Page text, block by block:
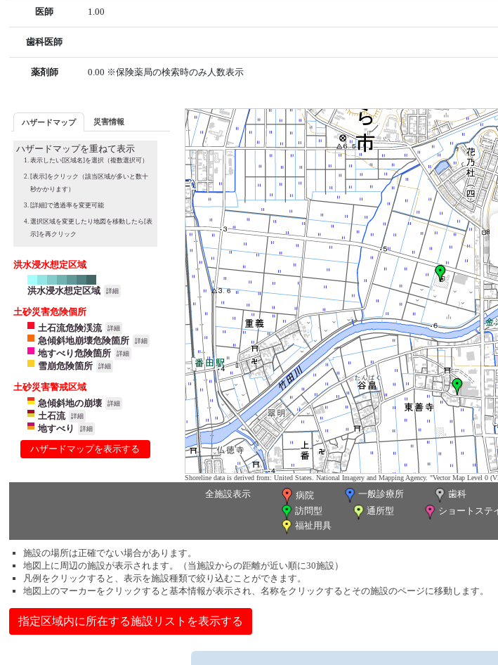
医師 1.00
歯科医師
薬剤師 0.00 ※保険薬局の検索時のみ人数表示
ハザードマップ 災害情報
ハザードマップを重ねて表示
表示したい[区域名]を選択（複数選択可）
[表示]をクリック（該当区域が多いと数十
秒かかります）
[詳細]で透過率を変更可能
選択区域を変更したり地図を移動したら[表
示]を再クリック
洪水浸水想定区域
洪水浸水想定区域 詳細
土砂災害危険個所
土石流危険渓流
詳細
急傾斜地崩壊危険箇所 詳細
地すべり危険箇所 詳細
雪崩危険箇所 詳細
土砂災害警戒区域
急傾斜地の崩壊
詳細
土石流 詳細
地すべり 詳細
ハザードマップを表示する
Shoreline data is derived from: United States. National Imagery and Mapping Agency. "Vector Map Level 0
全施設表示 病院 一般診療所 歯科
訪問型
通所型 ショートステ
福祉用具
施設の場所は正確でない場合があります。
地図上に周辺の施設が表示されます。（当施設からの距離が近い順に30施設）
凡例をクリックすると、表示を施設種類で絞り込むことができます。
地図上のマーカーをクリックすると基本情報が表示され、名称をクリックするとその施設のページに移動します。
指定区域内に所在する施設リストを表示する